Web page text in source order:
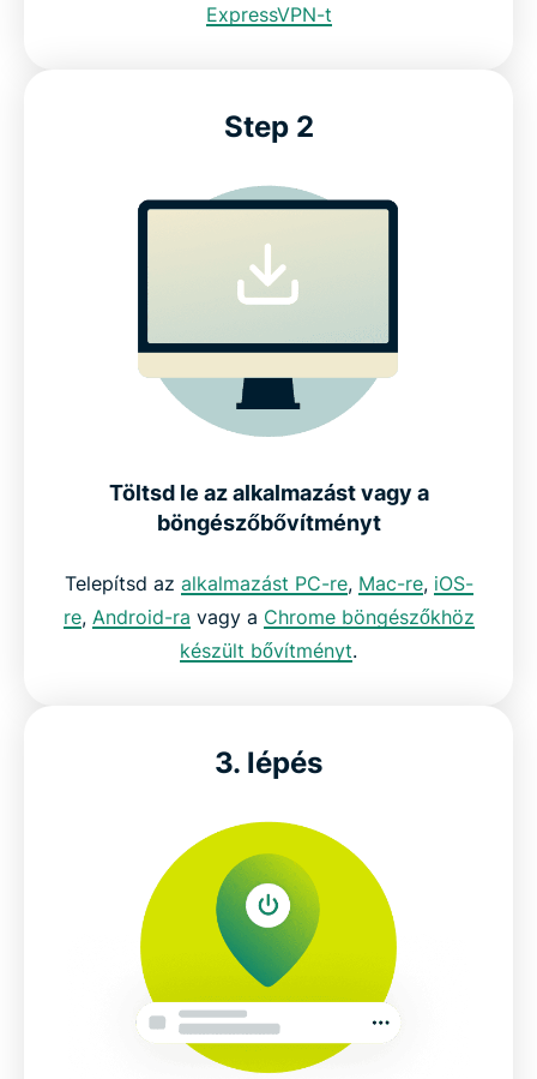
ExpressVPN-t
Step 2
Töltsd le az alkalmazást vagy a
böngészőbővítményt
Telepítsd az alkalmazást PC-re, Mac-re, iOS-
re, Android-ra vagy a Chrome böngészőkhöz
készült bővítményt.
3. lépés